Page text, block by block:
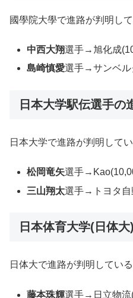
國學院大學で進路が判明し
中西大翔選手→旭化成
島崎慎愛選手→サンベル
日本大学駅伝選手の
日本大学で進路が判明して
松岡竜矢選手
三山翔太選手→トヨタ自
日本体育大学(日体
日体大で進路が判明してい
藤本珠輝選手→日立物流